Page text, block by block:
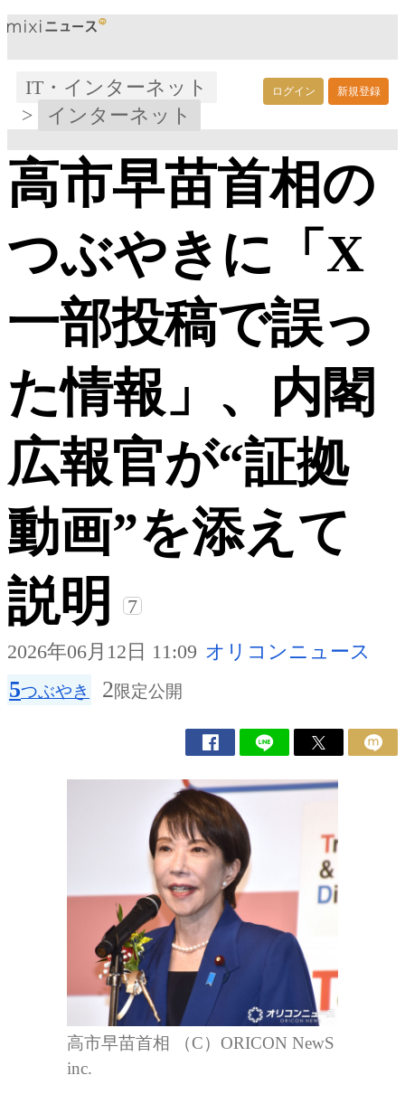
ログイン 新規登録
IT・インターネット
>
インターネット
高市早苗首相の
つぶやきに「X
一部投稿で誤っ
た情報」、内閣
広報官が“証拠
動画”を添えて
説明
7
2026年06月12日 11:09 オリコンニュース
5つぶやき 2限定公開
高市早苗首相 （C）ORICON NewS
inc.